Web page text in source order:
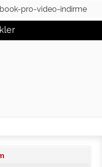
pro-video-indirme